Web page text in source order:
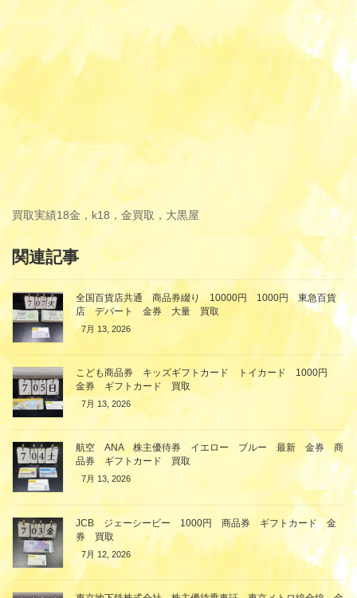
買取実績18金，k18，金買取，大黒屋
関連記事
全国百貨店共通 商品券綴り 10000円 1000円 東急百貨
店 デパート 金券 大量 買取
7月 13, 2026
こども商品券 キッズギフトカード トイカード 1000円
金券 ギフトカード 買取
7月 13, 2026
航空 ANA 株主優待券 イエロー ブルー 最新 金券 商
品券 ギフトカード 買取
7月 13, 2026
JCB ジェーシービー 1000円 商品券 ギフトカード 金
券 買取
7月 12, 2026